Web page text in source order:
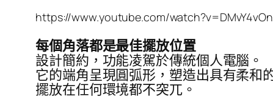
https://www.youtube.com/
每個角落都是最佳擺放位置
設計簡約，功能凌駕於傳統個人電腦。
它的端角呈現圓弧形，塑造出具有柔和
擺放在任何環境都不突兀。